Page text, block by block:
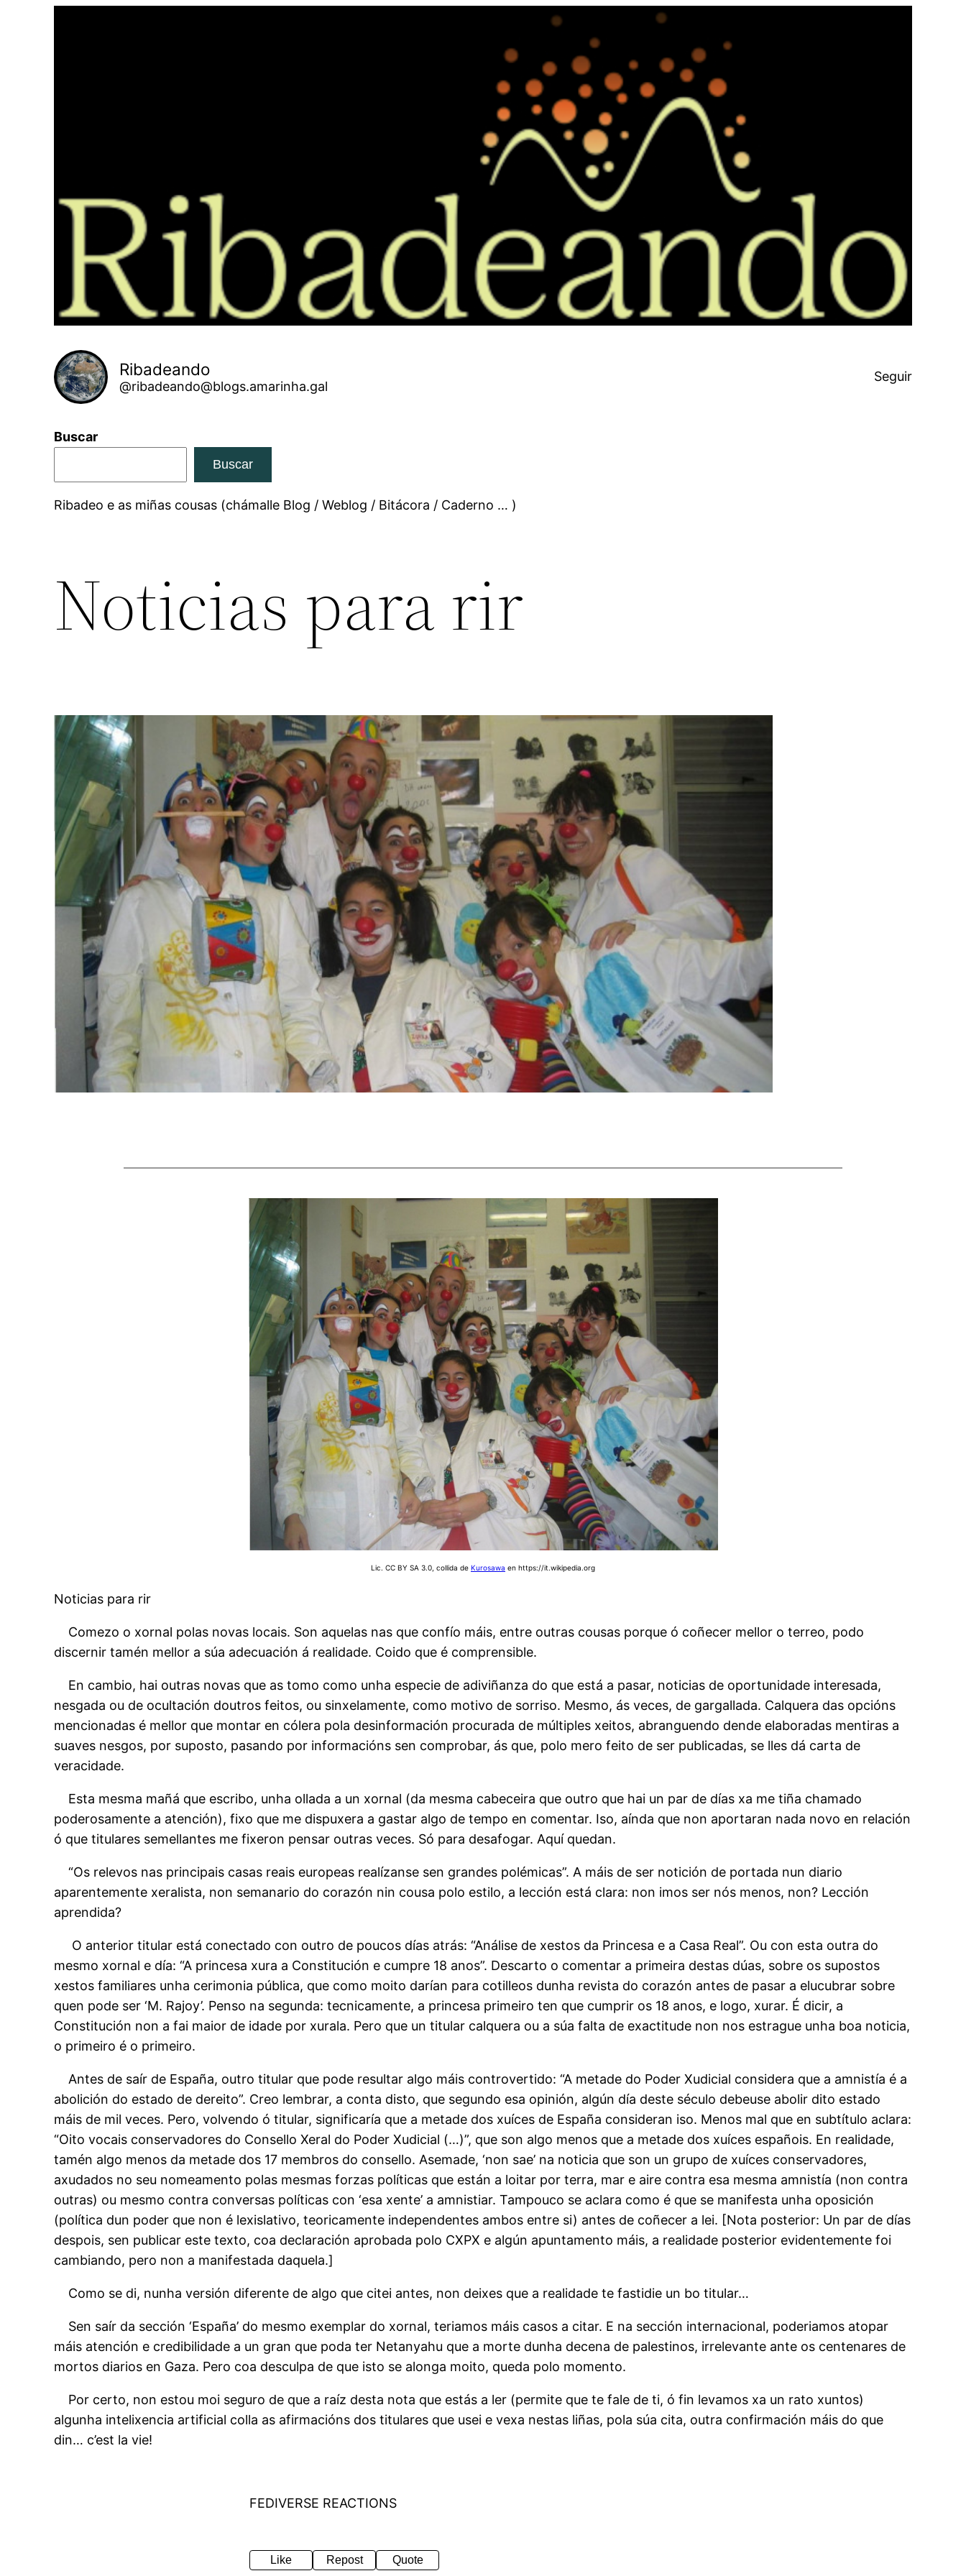
Ribadeando
@ribadeando@blogs.amarinha.gal
Seguir
Buscar
Buscar
Ribadeo e as miñas cousas (chámalle Blog / Weblog / Bitácora / Caderno … )
Noticias para rir
Lic. CC BY SA 3.0, collida de Kurosawa en https://it.wikipedia.org
Noticias para rir
Comezo o xornal polas novas locais. Son aquelas nas que confío máis, entre outras cousas porque ó coñecer mellor o terreo, podo
discernir tamén mellor a súa adecuación á realidade. Coido que é comprensible.
En cambio, hai outras novas que as tomo como unha especie de adiviñanza do que está a pasar, noticias de oportunidade interesada,
nesgada ou de ocultación doutros feitos, ou sinxelamente, como motivo de sorriso. Mesmo, ás veces, de gargallada. Calquera das opcións
mencionadas é mellor que montar en cólera pola desinformación procurada de múltiples xeitos, abranguendo dende elaboradas mentiras a
suaves nesgos, por suposto, pasando por informacións sen comprobar, ás que, polo mero feito de ser publicadas, se lles dá carta de
veracidade.
Esta mesma mañá que escribo, unha ollada a un xornal (da mesma cabeceira que outro que hai un par de días xa me tiña chamado
poderosamente a atención), fixo que me dispuxera a gastar algo de tempo en comentar. Iso, aínda que non aportaran nada novo en relación
ó que titulares semellantes me fixeron pensar outras veces. Só para desafogar. Aquí quedan.
“Os relevos nas principais casas reais europeas realízanse sen grandes polémicas”. A máis de ser notición de portada nun diario
aparentemente xeralista, non semanario do corazón nin cousa polo estilo, a lección está clara: non imos ser nós menos, non? Lección
aprendida?
O anterior titular está conectado con outro de poucos días atrás: “Análise de xestos da Princesa e a Casa Real”. Ou con esta outra do
mesmo xornal e día: “A princesa xura a Constitución e cumpre 18 anos”. Descarto o comentar a primeira destas dúas, sobre os supostos
xestos familiares unha cerimonia pública, que como moito darían para cotilleos dunha revista do corazón antes de pasar a elucubrar sobre
quen pode ser ‘M. Rajoy’. Penso na segunda: tecnicamente, a princesa primeiro ten que cumprir os 18 anos, e logo, xurar. É dicir, a
Constitución non a fai maior de idade por xurala. Pero que un titular calquera ou a súa falta de exactitude non nos estrague unha boa noticia,
o primeiro é o primeiro.
Antes de saír de España, outro titular que pode resultar algo máis controvertido: “A metade do Poder Xudicial considera que a amnistía é a
abolición do estado de dereito”. Creo lembrar, a conta disto, que segundo esa opinión, algún día deste século debeuse abolir dito estado
máis de mil veces. Pero, volvendo ó titular, significaría que a metade dos xuíces de España consideran iso. Menos mal que en subtítulo aclara:
“Oito vocais conservadores do Consello Xeral do Poder Xudicial (…)”, que son algo menos que a metade dos xuíces españois. En realidade,
tamén algo menos da metade dos 17 membros do consello. Asemade, ‘non sae’ na noticia que son un grupo de xuíces conservadores,
axudados no seu nomeamento polas mesmas forzas políticas que están a loitar por terra, mar e aire contra esa mesma amnistía (non contra
outras) ou mesmo contra conversas políticas con ‘esa xente’ a amnistiar. Tampouco se aclara como é que se manifesta unha oposición
(política dun poder que non é lexislativo, teoricamente independentes ambos entre si) antes de coñecer a lei. [Nota posterior: Un par de días
despois, sen publicar este texto, coa declaración aprobada polo CXPX e algún apuntamento máis, a realidade posterior evidentemente foi
cambiando, pero non a manifestada daquela.]
Como se di, nunha versión diferente de algo que citei antes, non deixes que a realidade te fastidie un bo titular…
Sen saír da sección ‘España’ do mesmo exemplar do xornal, teriamos máis casos a citar. E na sección internacional, poderiamos atopar
máis atención e credibilidade a un gran que poda ter Netanyahu que a morte dunha decena de palestinos, irrelevante ante os centenares de
mortos diarios en Gaza. Pero coa desculpa de que isto se alonga moito, queda polo momento.
Por certo, non estou moi seguro de que a raíz desta nota que estás a ler (permite que te fale de ti, ó fin levamos xa un rato xuntos)
algunha intelixencia artificial colla as afirmacións dos titulares que usei e vexa nestas liñas, pola súa cita, outra confirmación máis do que
din… c’est la vie!
FEDIVERSE REACTIONS
Like Repost Quote